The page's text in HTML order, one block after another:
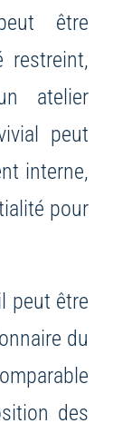
être
restreint,
atelier
peut
interne,
pour
peut être
du
des